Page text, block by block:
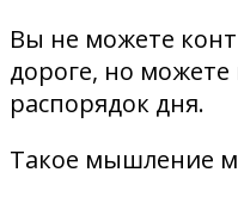
Вы не можете
дороге, но
распорядок дня.
Такое мышление